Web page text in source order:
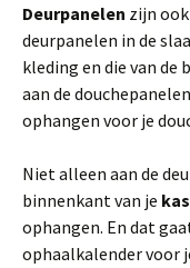
Deurpanelen zijn
deurpanelen in de
kleding en die van de
aan de
ophangen voor je
Niet alleen aan de
binnenkant van je
ophangen. En dat
ophaalkalender voor